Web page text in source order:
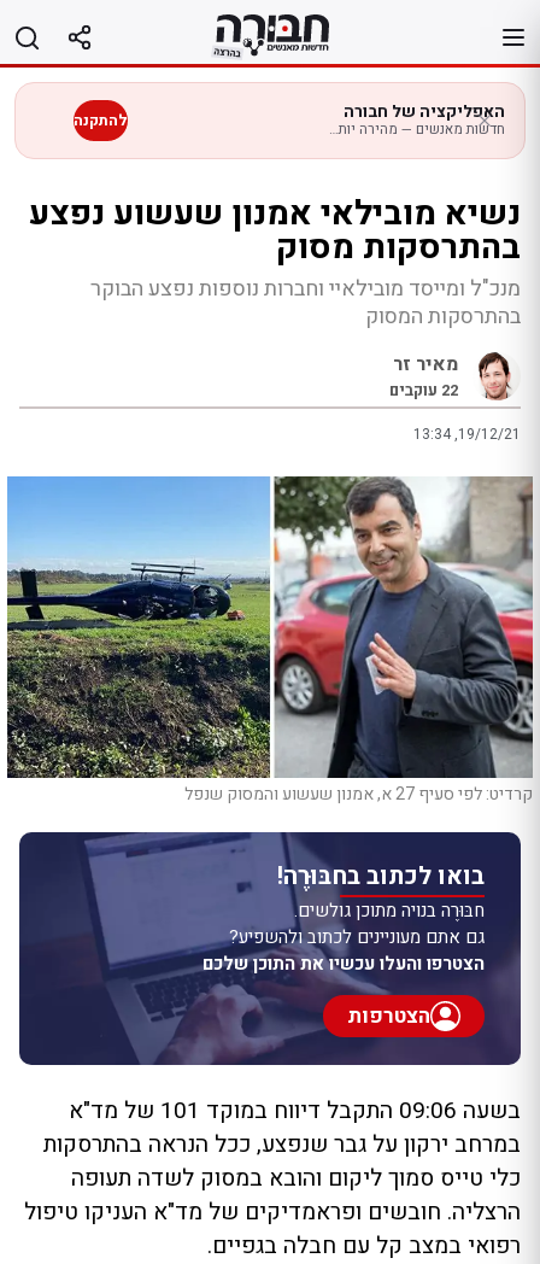
לתוכן
האפליקציה של חבורה
חדשות מאנשים — מהירה יותר בנייד להתקנה
נשיא מובילאי אמנון שעשוע נפצע
בהתרסקות מסוק
מנכ"ל ומייסד מובילאיי וחברות נוספות נפצע הבוקר
בהתרסקות המסוק
מאיר זר
22 עוקבים
13:34 ,19/12/21
קרדיט: לפי סעיף 27 א, אמנון שעשוע והמסוק שנפל
בואו לכתוב בחבּוּרֶה!
חבּוּרֶה בנויה מתוכן גולשים.
גם אתם מעוניינים לכתוב ולהשפיע?
הצטרפו והעלו עכשיו את התוכן שלכם
הצטרפות
בשעה 09:06 התקבל דיווח במוקד 101 של מד"א
במרחב ירקון על גבר שנפצע, ככל הנראה בהתרסקות
כלי טייס סמוך ליקום והובא במסוק לשדה תעופה
הרצליה. חובשים ופראמדיקים של מד"א העניקו טיפול
רפואי במצב קל עם חבלה בגפיים.